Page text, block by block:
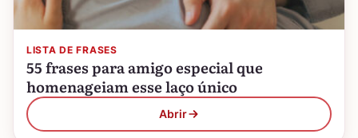
LISTA DE FRASES
55 frases para amigo especial que
homenageiam esse laço único
Abrir